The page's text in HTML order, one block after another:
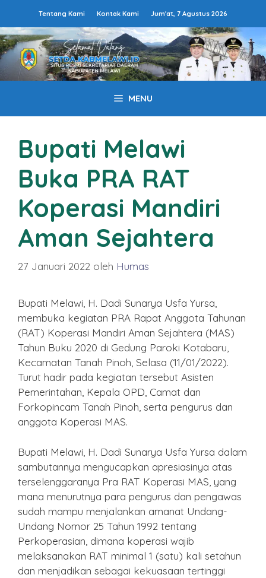
isi
Tentang Kami Kontak Kami Jum'at, 7 Agustus 2026
MENU
Bupati Melawi
Buka PRA RAT
Koperasi Mandiri
Aman Sejahtera
27 Januari 2022 oleh Humas
Bupati Melawi, H. Dadi Sunarya Usfa Yursa,
membuka kegiatan PRA Rapat Anggota Tahunan
(RAT) Koperasi Mandiri Aman Sejahtera (MAS)
Tahun Buku 2020 di Gedung Paroki Kotabaru,
Kecamatan Tanah Pinoh, Selasa (11/01/2022).
Turut hadir pada kegiatan tersebut Asisten
Pemerintahan, Kepala OPD, Camat dan
Forkopincam Tanah Pinoh, serta pengurus dan
anggota Koperasi MAS.
Bupati Melawi, H. Dadi Sunarya Usfa Yursa dalam
sambutannya mengucapkan apresiasinya atas
terselenggaranya Pra RAT Koperasi MAS, yang
mana menurutnya para pengurus dan pengawas
sudah mampu menjalankan amanat Undang-
Undang Nomor 25 Tahun 1992 tentang
Perkoperasian, dimana koperasi wajib
melaksanakan RAT minimal 1 (satu) kali setahun
dan menjadikan sebagai kekuasaan tertinggi